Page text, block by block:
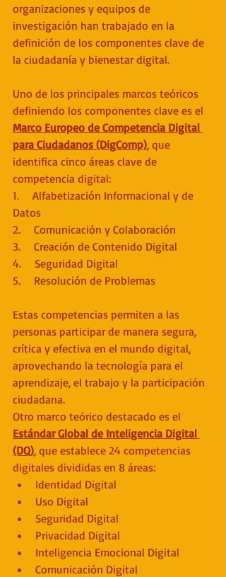
organizaciones y equipos de
investigación han trabajado en la
definición de los componentes clave de
la ciudadanía y bienestar digital.
Uno de los principales marcos teóricos
definiendo los componentes clave es el
Marco Europeo de Competencia Digital
para Ciudadanos (DigComp), que
identifica cinco áreas clave de
competencia digital:
1.    Alfabetización Informacional y de
Datos
2.    Comunicación y Colaboración
3.    Creación de Contenido Digital
4.    Seguridad Digital
5.    Resolución de Problemas
Estas competencias permiten a las
personas participar de manera segura,
crítica y efectiva en el mundo digital,
aprovechando la tecnología para el
aprendizaje, el trabajo y la participación
ciudadana.
Otro marco teórico destacado es el
Estándar Global de Inteligencia Digital
(DQ), que establece 24 competencias
digitales divididas en 8 áreas:
Identidad Digital
Uso Digital
Seguridad Digital
Privacidad Digital
Inteligencia Emocional Digital
Comunicación Digital